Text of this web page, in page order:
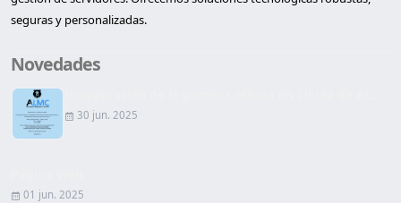
seguras y personalizadas.
Novedades
30 jun. 2025
01 jun. 2025